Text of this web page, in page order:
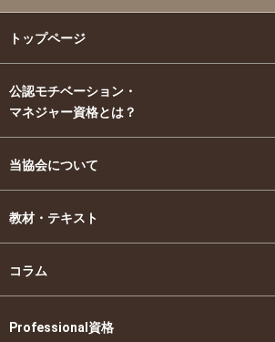
トップページ
公認モチベーション・
マネジャー資格とは？
当協会について
教材・テキスト
コラム
Professional資格